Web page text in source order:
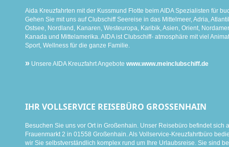
Aida Kreuzfahrten mit der Kussmund Flotte beim AIDA Spezialisten für
Gehen Sie mit uns auf Clubschiff Seereise in das Mittelmeer, Adria,
Ostsee, Nordland, Kanaren, Westeuropa, Karibik, Asien, Orient,
Kanada und Mittelamerika. AIDA ist Clubschiff- atmosphäre mit viel
Sport, Wellness für die ganze Familie.
» Unsere AIDA Kreuzfahrt Angebote www.www.meinclubschiff.de
IHR VOLLSERVICE REISEBÜRO GROSSENHAIN
Besuchen Sie uns vor Ort in Großenhain. Unser Reisebüro befindet sich
Frauenmarkt 2 in 01558 Großenhain. Als Vollservice-Kreuzfahrtbüro
wir Sie selbstverständlich komplex rund um Ihre Urlaubsreise. Sie sind